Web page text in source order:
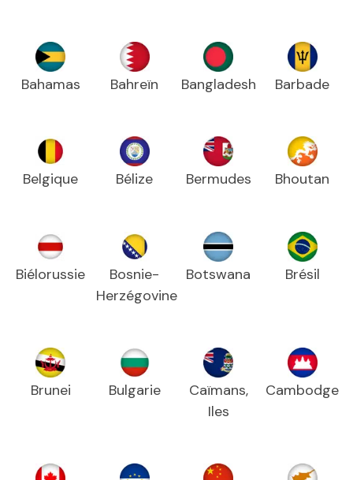
Bahamas Bahreïn Bangladesh Barbade
Belgique Bélize Bermudes Bhoutan
Biélorussie
Bosnie-
Herzégovine
Botswana Brésil
Brunei Bulgarie
Caïmans,
Iles
Cambodge